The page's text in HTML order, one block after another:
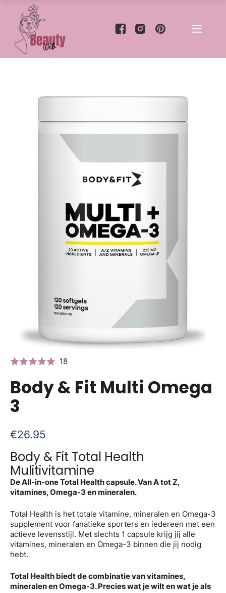
18
Body & Fit Multi Omega
3
€26.95
Body & Fit Total Health
Mulitivitamine
De All-in-one Total Health capsule. Van A tot Z,
vitamines, Omega-3 en mineralen.
Total Health is het totale vitamine, mineralen en Omega-3
supplement voor fanatieke sporters en iedereen met een
actieve levensstijl. Met slechts 1 capsule krijg jij alle
vitamines, mineralen en Omega-3 binnen die jij nodig
hebt.
Total Health biedt de combinatie van vitamines,
mineralen en Omega-3. Precies wat je wilt en wat je als